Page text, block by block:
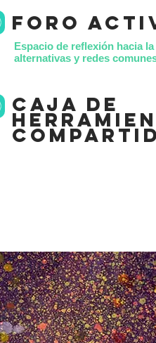
foro
Espacio de reflexión hacia
alternativas y redes
caja de